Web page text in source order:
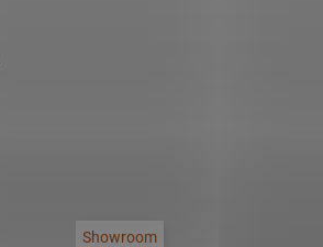
Showroom